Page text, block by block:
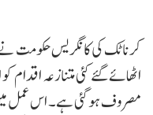
کرناٹک کی کانگریس حکومت
اٹھائے گئے کئی متنازعہ
مصروف ہو گئی ہے۔ اس عمل